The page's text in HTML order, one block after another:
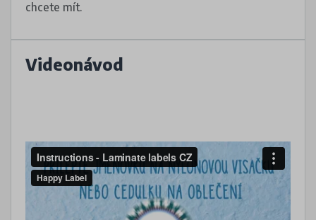
chcete mít.
Videonávod